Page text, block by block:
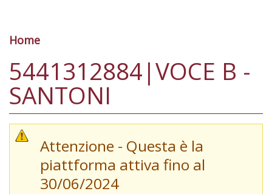
Tu sei qui
Home
5441312884|VOCE B -
SANTONI
Attenzione - Questa è la
piattforma attiva fino al
30/06/2024